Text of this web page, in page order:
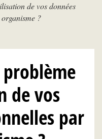
i
l
N
L
de vos données
?
de vos
par